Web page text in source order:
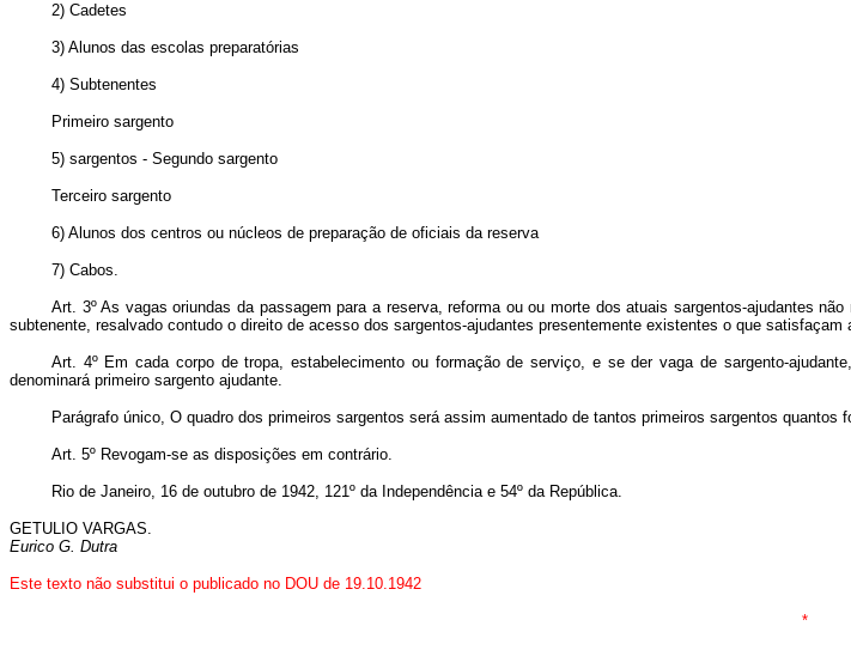
2) Cadetes
3) Alunos das escolas preparatórias
4) Subtenentes
Primeiro sargento
5) sargentos - Segundo sargento
Terceiro sargento
6) Alunos dos centros ou núcleos de preparação de oficiais da reserva
7) Cabos.
Art. 3º As vagas oriundas da passagem para a reserva, reforma ou ou morte dos atuais sargentos-ajudantes
subtenente, resalvado contudo o direito de acesso dos sargentos-ajudantes presentemente existentes o que satisfaçam
Art. 4º Em cada corpo de tropa, estabelecimento ou formação de serviço, e se der vaga de sargento-
denominará primeiro sargento ajudante.
Parágrafo único, O quadro dos primeiros sargentos será assim aumentado de tantos primeiros sargentos
Art. 5º Revogam-se as disposições em contrário.
Rio de Janeiro, 16 de outubro de 1942, 121º da Independência e 54º da República.
GETULIO VARGAS.
Eurico G. Dutra
Este texto não substitui o publicado no DOU de 19.10.1942
*